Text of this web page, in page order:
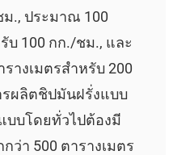
., ประมาณ 100
บ 100 กก./ชม., และ
างเมตรสำหรับ 200
ผลิตชิปมันฝรั่งแบบ
บบโดยทั่วไปต้องมี
ว่า 500 ตารางเมตร